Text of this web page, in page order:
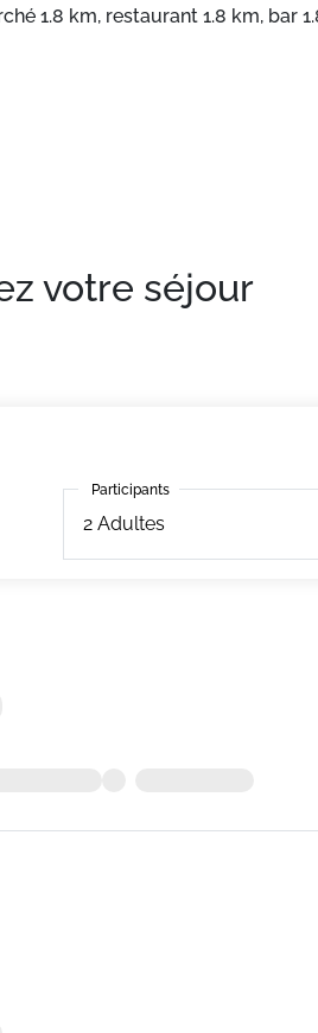
1.8 km, restaurant 1.8 km, bar
thermal "Lavey-les-Bains" 19
votre séjour
Participants
2 Adultes
Participants